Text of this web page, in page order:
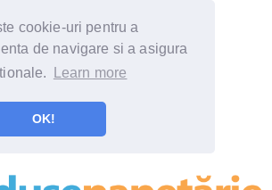
cookie-uri pentru a
de navigare si a asigura
Learn more
OK!